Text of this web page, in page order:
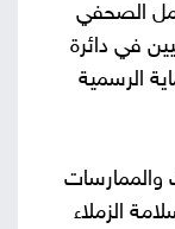
الصحفي
في دائرة
الرسمية
والممارسات
الزملاء